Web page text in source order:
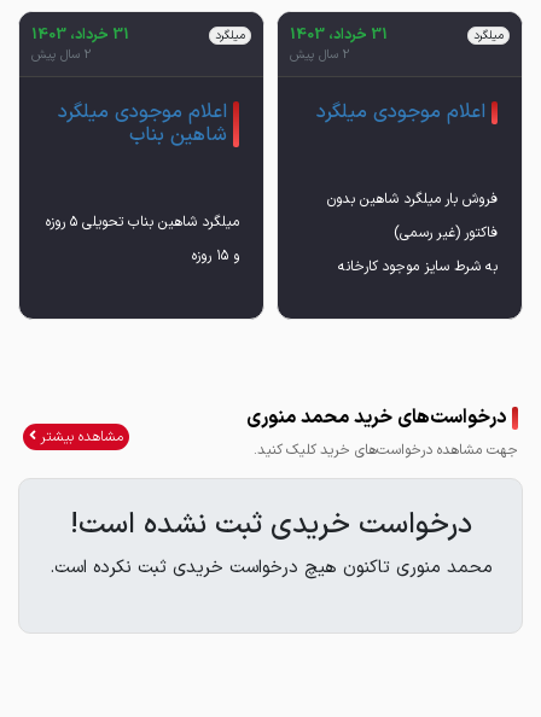
میلگرد 31 خرداد، 1403
2 سال پیش
اعلام موجودی میلگرد
فروش بار میلگرد شاهین بدون
به شرط سایز موجود کارخانه
میلگرد 31 خرداد، 1403
2 سال پیش
اعلام موجودی میلگرد
شاهین بناب
میلگرد شاهین بناب تحویلی ۵ روزه
و ۱۵ روزه
درخواست‌های خرید محمد منوری
جهت مشاهده درخواست‌های خرید کلیک کنید.
مشاهده بیشتر
درخواست خریدی ثبت نشده است!
محمد منوری تاکنون هیچ درخواست خریدی ثبت نکرده است.